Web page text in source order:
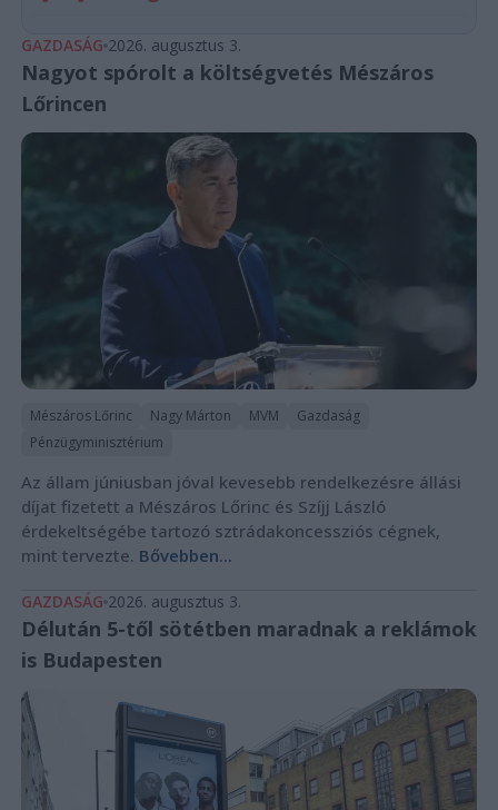
GAZDASÁG 2026. augusztus 3.
Nagyot spórolt a költségvetés Mészáros
Lőrincen
Mészáros Lőrinc Nagy Márton MVM
Gazdaság
Pénzügyminisztérium
Az állam júniusban jóval kevesebb rendelkezésre állási
díjat fizetett a Mészáros Lőrinc és Szíjj László
érdekeltségébe tartozó sztrádakoncessziós cégnek,
mint tervezte. Bővebben...
GAZDASÁG 2026. augusztus 3.
Délután 5-től sötétben maradnak a reklámok
is Budapesten